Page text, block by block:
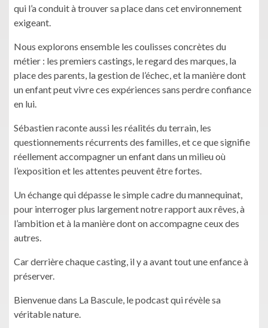
qui l’a conduit à trouver sa place dans cet environnement
exigeant.
Nous explorons ensemble les coulisses concrètes du
métier : les premiers castings, le regard des marques, la
place des parents, la gestion de l’échec, et la manière dont
un enfant peut vivre ces expériences sans perdre confiance
en lui.
Sébastien raconte aussi les réalités du terrain, les
questionnements récurrents des familles, et ce que signifie
réellement accompagner un enfant dans un milieu où
l’exposition et les attentes peuvent être fortes.
Un échange qui dépasse le simple cadre du mannequinat,
pour interroger plus largement notre rapport aux rêves, à
l’ambition et à la manière dont on accompagne ceux des
autres.
Car derrière chaque casting, il y a avant tout une enfance à
préserver.
Bienvenue dans La Bascule, le podcast qui révèle sa
véritable nature.